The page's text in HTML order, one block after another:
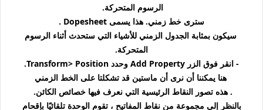
الرسوم المتحركة.
سترى خط زمني. هذا يسمى Dopesheet .
سيكون بمثابة الجدول الزمني للأشياء التي ستحدث أثناء الرسوم
المتحركة.
- انقر فوق الزر Add Property وحدد Transform> Position.
هنا يمكننا أن نرى أن ماستين قد تشكلتا على الخط الزمني
. هذه تصور النقاط الرئيسية التي نعرف فيها خصائص الكائن.
بالنظر إلى مجموعة من نقاط المفاتيح ، تقوم الوحدة تلقائيًا بإقحام